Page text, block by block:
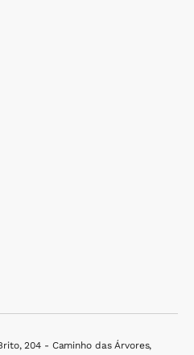
204 - Caminho das Árvores,